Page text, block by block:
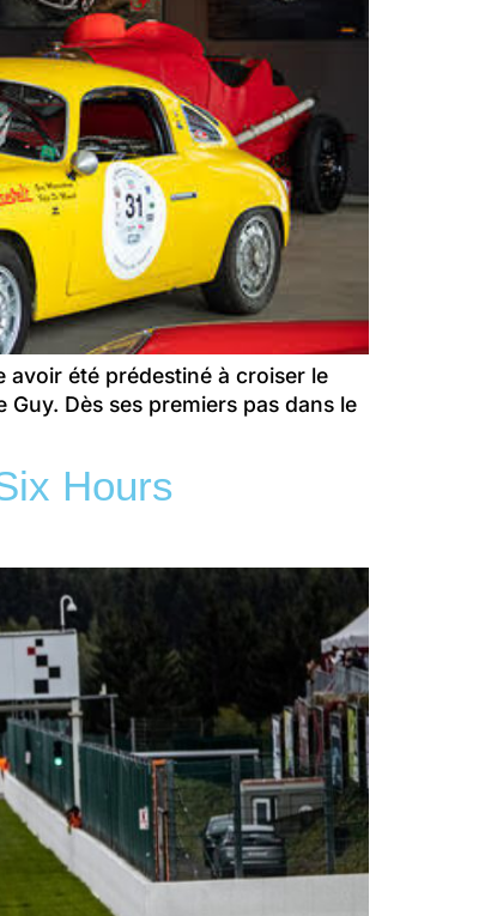
été prédestiné à croiser le
Dès ses premiers pas dans le
Hours